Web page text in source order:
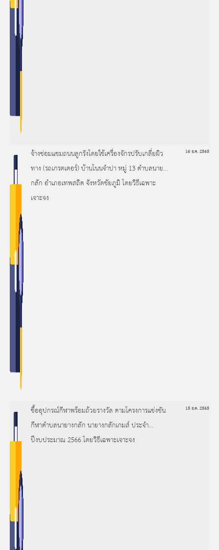
จ้างซ่อมแซมถนนลูกรังโดยใช้เครื่องจักรปรับเกลี่ยผิว
ทาง (รถเกรดเดอร์) บ้านโนนจำปา หมู่ 13 ตำบลนายาง
กลัก อำเภอเทพสถิต จังหวัดชัยภูมิ โดยวิธีเฉพาะ
เจาะจง
16 ธ.ค. 2565
ซื้ออุปกรณ์กีฬาพร้อมถ้วยรางวัล ตามโครงการแข่งขัน
กีฬาตำบลนายางกลัก นายางกลักเกมส์ ประจำ
ปีงบประมาณ 2566 โดยวิธีเฉพาะเจาะจง
15 ธ.ค. 2565